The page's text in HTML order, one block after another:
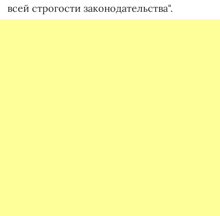
всей строгости законодательства".